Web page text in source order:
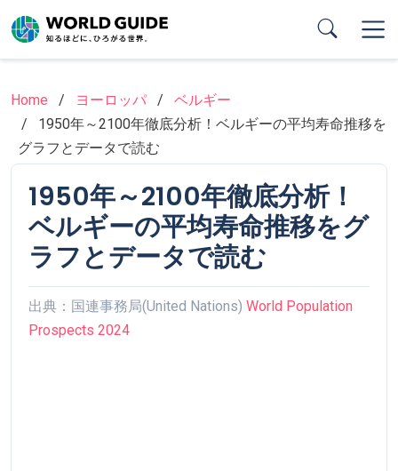
to
main
Home
ヨーロッパ
ベルギー
1950年～2100年徹底分析！ベルギーの平均寿命推移を
グラフとデータで読む
1950年～2100年徹底分析！
ベルギーの平均寿命推移をグ
ラフとデータで読む
出典：国連事務局(United Nations)World Population
Prospects 2024